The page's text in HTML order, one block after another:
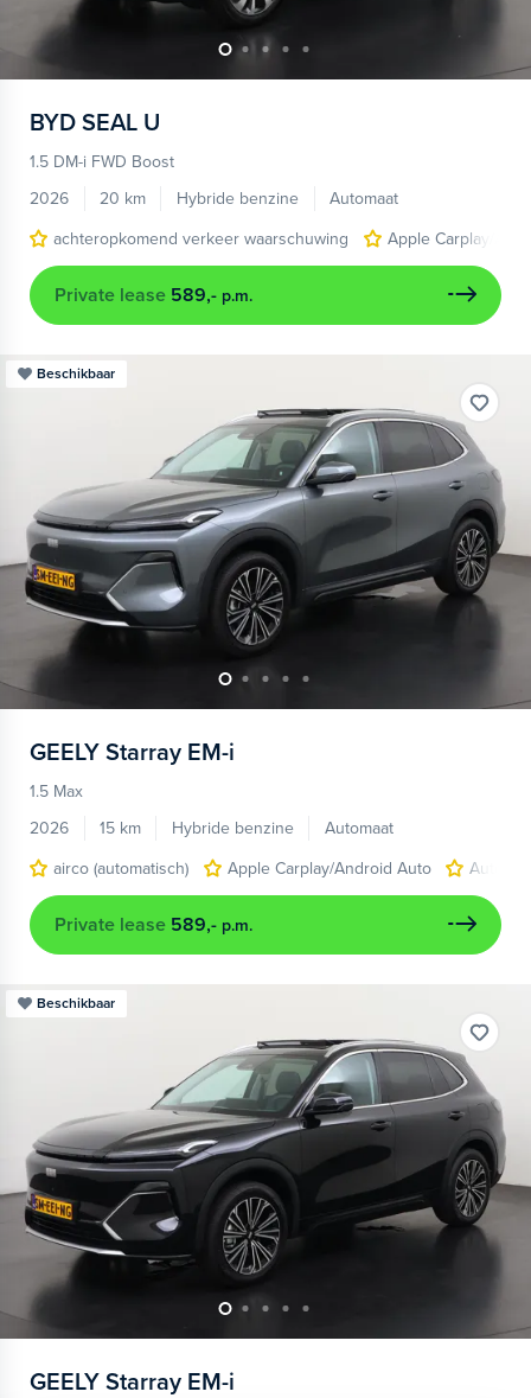
BYD SEAL U
1.5 DM-i FWD Boost
2026
20 km Hybride benzine
Automaat
achteropkomend verkeer waarschuwing
Apple Carplay/
Private lease 589,- p.m.
Beschikbaar
GEELY Starray EM-i
1.5 Max
2026
15 km Hybride benzine
Automaat
airco (automatisch)
Apple Carplay/Android Auto
Private lease 589,- p.m.
Beschikbaar
GEELY Starray EM-i